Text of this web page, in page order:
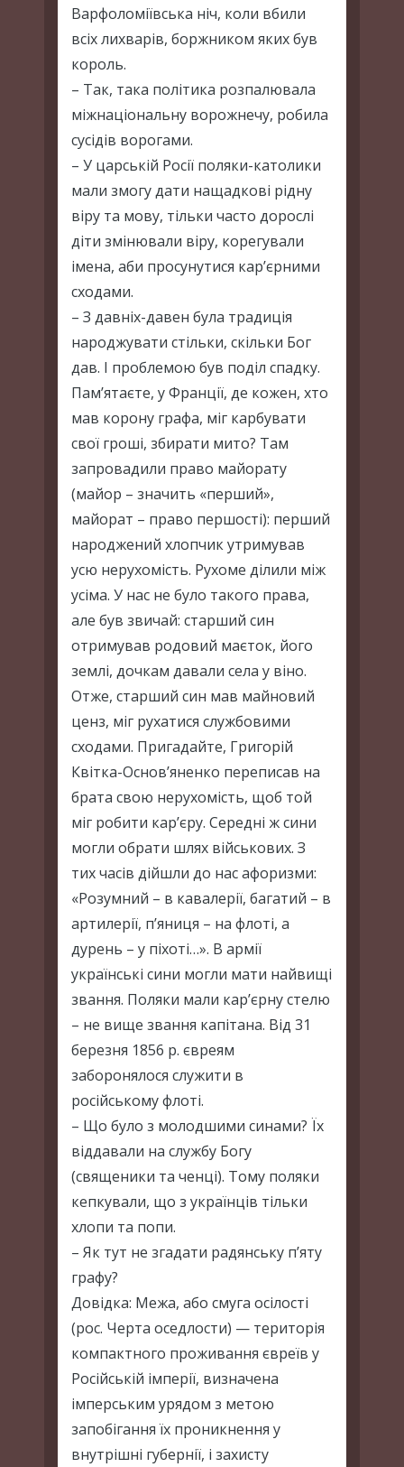
Варфоломіївська ніч, коли вбили
всіх лихварів, боржником яких був
король.
– Так, така політика розпалювала
міжнаціональну ворожнечу, робила
сусідів ворогами.
– У царській Росії поляки-католики
мали змогу дати нащадкові рідну
віру та мову, тільки часто дорослі
діти змінювали віру, корегували
імена, аби просунутися кар’єрними
сходами.
– З давніх-давен була традиція
народжувати стільки, скільки Бог
дав. І проблемою був поділ спадку.
Пам’ятаєте, у Франції, де кожен, хто
мав корону графа, міг карбувати
свої гроші, збирати мито? Там
запровадили право майорату
(майор – значить «перший»,
майорат – право першості): перший
народжений хлопчик утримував
усю нерухомість. Рухоме ділили між
усіма. У нас не було такого права,
але був звичай: старший син
отримував родовий маєток, його
землі, дочкам давали села у віно.
Отже, старший син мав майновий
ценз, міг рухатися службовими
сходами. Пригадайте, Григорій
Квітка-Основ’яненко переписав на
брата свою нерухомість, щоб той
міг робити кар’єру. Середні ж сини
могли обрати шлях військових. З
тих часів дійшли до нас афоризми:
«Розумний – в кавалерії, багатий – в
артилерії, п’яниця – на флоті, а
дурень – у піхоті…». В армії
українські сини могли мати найвищі
звання. Поляки мали кар’єрну стелю
– не вище звання капітана. Від 31
березня 1856 р. євреям
заборонялося служити в
російському флоті.
– Що було з молодшими синами? Їх
віддавали на службу Богу
(священики та ченці). Тому поляки
кепкували, що з українців тільки
хлопи та попи.
– Як тут не згадати радянську п’яту
графу?
Довідка: Межа, або смуга осілості
(рос. Черта оседлости) — територія
компактного проживання євреїв у
Російській імперії, визначена
імперським урядом з метою
запобігання їх проникнення у
внутрішні губернії, і захисту